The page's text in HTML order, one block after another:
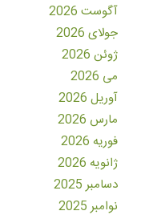
آگوست 2026
جولای 2026
ژوئن 2026
می 2026
آوریل 2026
مارس 2026
فوریه 2026
ژانویه 2026
دسامبر 2025
نوامبر 2025